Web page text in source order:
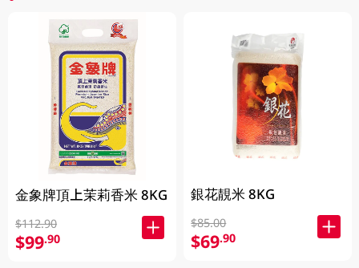
金象牌頂上茉莉香米 8KG
$112.90
$99.90
銀花靚米 8KG
$85.00
$69.90